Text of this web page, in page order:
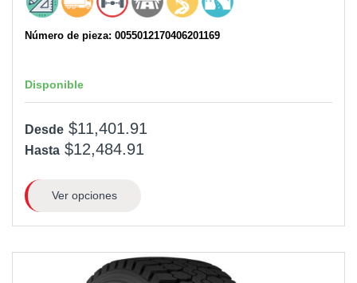
Número de pieza: 0055012170406201169
Disponible
Desde $11,401.91
Hasta $12,484.91
Ver opciones